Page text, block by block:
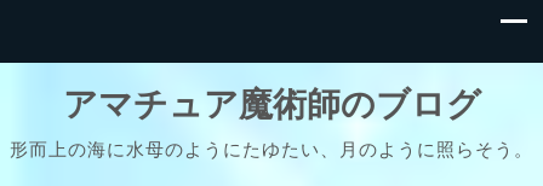
アマチュア魔術師のブログ
形而上の海に水母のようにたゆたい、月のように照らそう。